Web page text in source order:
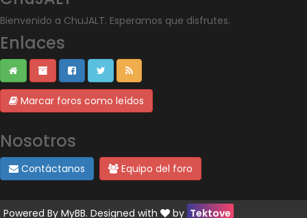
Bienvenido a ChuJALT. Esperamos que disfrutes.
Enlaces
Marcar foros como leídos
Nosotros
Contáctanos Equipo del foro
Powered By MyBB. Designed with by Tektove